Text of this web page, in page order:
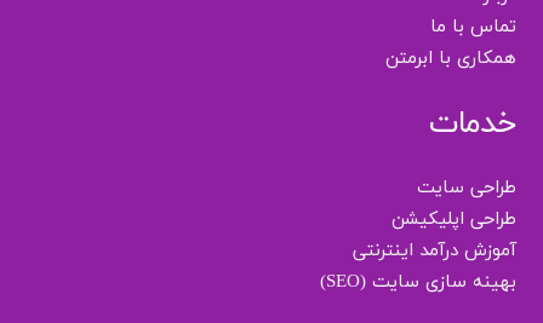
تماس با ما
همکاری با ابرمتن
خدمات
طراحی سایت
طراحی اپلیکیشن
آموزش درآمد اینترنتی
بهینه سازی سایت (SEO)